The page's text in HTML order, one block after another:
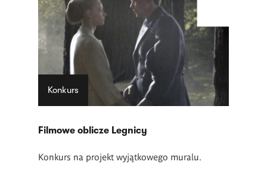
Konkurs
Filmowe oblicze Legnicy
Konkurs na projekt wyjątkowego muralu.